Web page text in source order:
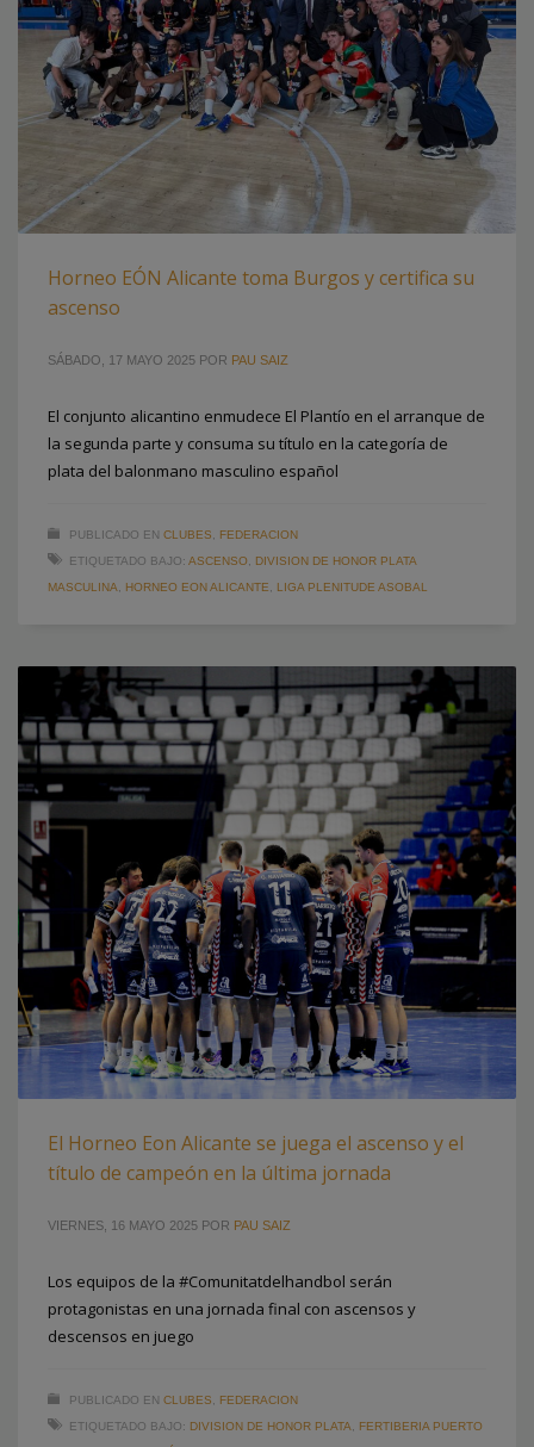
Horneo EÓN Alicante toma Burgos y certifica su
ascenso
SÁBADO, 17 MAYO 2025 POR PAU SAIZ
El conjunto alicantino enmudece El Plantío en el arranque de
la segunda parte y consuma su título en la categoría de
plata del balonmano masculino español
PUBLICADO EN CLUBES
FEDERACION
ETIQUETADO BAJO: ASCENSO
DIVISION DE HONOR PLATA
MASCULINA
HORNEO EON ALICANTE LIGA PLENITUDE ASOBAL
El Horneo Eon Alicante se juega el ascenso y el
título de campeón en la última jornada
VIERNES, 16 MAYO 2025 POR PAU SAIZ
Los equipos de la #Comunitatdelhandbol serán
protagonistas en una jornada final con ascensos y
descensos en juego
PUBLICADO EN CLUBES
FEDERACION
ETIQUETADO BAJO: DIVISION DE HONOR PLATA
FERTIBERIA PUERTO